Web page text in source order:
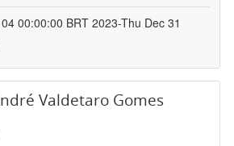
00:00:00 BRT 2023-Thu Dec 31
Valdetaro Gomes